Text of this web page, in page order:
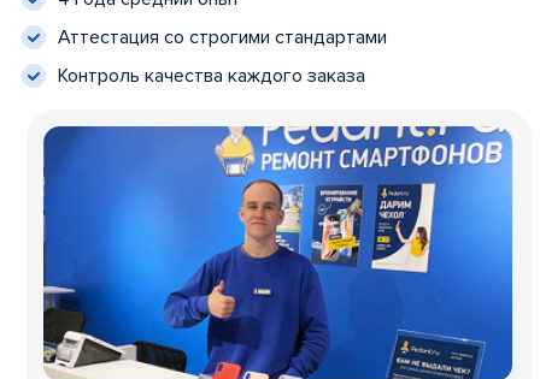
Аттестация со строгими стандартами
Контроль качества каждого заказа